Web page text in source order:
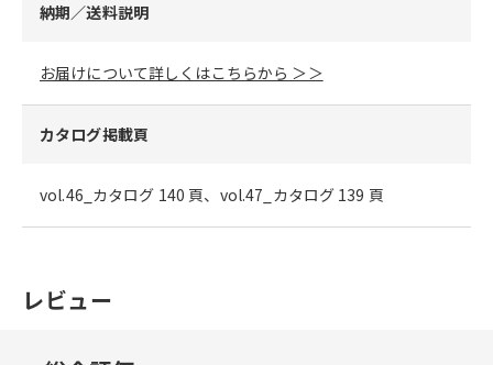
納期／送料説明
お届けについて詳しくはこちらから ＞＞
カタログ掲載頁
vol.46_カタログ 140 頁、vol.47_カタログ 139 頁
レビュー